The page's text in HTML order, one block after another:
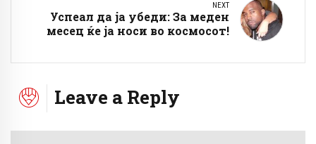
NEXT
Успеал да ја убеди: За меден
месец ќе ја носи во космосот!
Leave a Reply